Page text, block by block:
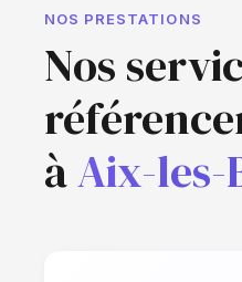
NOS PRESTATIONS
Nos
àAix-les-